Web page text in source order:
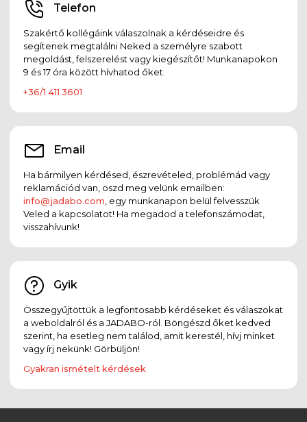
Telefon
Szakértő kollégáink válaszolnak a kérdéseidre és
segítenek megtalálni Neked a személyre szabott
megoldást, felszerelést vagy kiegészítőt! Munkanapokon
9 és 17 óra között hívhatod őket.
+36/1 411 3601
Email
Ha bármilyen kérdésed, észrevételed, problémád vagy
reklamációd van, oszd meg velünk emailben:
info@jadabo.com , egy munkanapon belül felvesszük
Veled a kapcsolatot! Ha megadod a telefonszámodat,
visszahívunk!
Gyik
Összegyűjtöttük a legfontosabb kérdéseket és válaszokat
a weboldalról és a JADABO-ról. Böngészd őket kedved
szerint, ha esetleg nem találod, amit kerestél, hívj minket
vagy írj nekünk! Görbüljön!
Gyakran ismételt kérdések